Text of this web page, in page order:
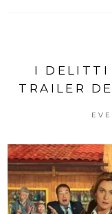
I DELITTI
TRAILER